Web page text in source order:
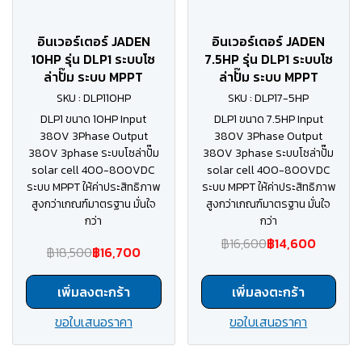
อินเวอร์เตอร์ JADEN
10HP รุ่น DLP1 ระบบโซ
ล่าปั๊ม ระบบ MPPT
SKU : DLP110HP
DLP1 ขนาด 10HP Input
380V 3Phase Output
380V 3phase ระบบโซล่าปั๊ม
solar cell 400-800VDC
ระบบ MPPT ให้ค่าประสิทธิภาพ
สูงกว่าเกณฑ์มาตรฐาน มั่นใจ
กว่า
฿18,500฿16,700
เพิ่มลงตะกร้า
ขอใบเสนอราคา
อินเวอร์เตอร์ JADEN
7.5HP รุ่น DLP1 ระบบโซ
ล่าปั๊ม ระบบ MPPT
SKU : DLP17-5HP
DLP1 ขนาด 7.5HP Input
380V 3Phase Output
380V 3phase ระบบโซล่าปั๊ม
solar cell 400-800VDC
ระบบ MPPT ให้ค่าประสิทธิภาพ
สูงกว่าเกณฑ์มาตรฐาน มั่นใจ
กว่า
฿16,600฿14,600
เพิ่มลงตะกร้า
ขอใบเสนอราคา